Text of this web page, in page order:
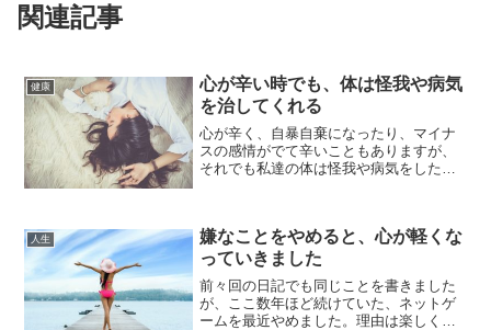
関連記事
健康
心が辛い時でも、体は怪我や病気
を治してくれる
心が辛く、自暴自棄になったり、マイナ
スの感情がでて辛いこともありますが、
それでも私達の体は怪我や病気をした時
ために頑張ってくれていま...
人生
嫌なことをやめると、心が軽くな
っていきました
前々回の日記でも同じことを書きました
が、ここ数年ほど続けていた、ネットゲ
ームを最近やめました。理由は楽しくて